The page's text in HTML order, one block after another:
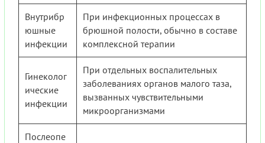
Внутрибр
юшные
инфекции
При инфекционных процессах в
брюшной полости, обычно в составе
комплексной терапии
Гинеколог
ические
инфекции
При отдельных воспалительных
заболеваниях органов малого таза,
вызванных чувствительными
микроорганизмами
Послеопе